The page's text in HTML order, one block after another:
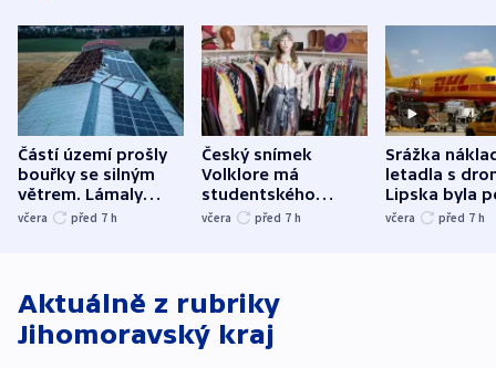
Částí území prošly
bouřky se silným
větrem. Lámaly
stromy a poničily
včera před 7 h
Český snímek
Volklore má
studentského
Oscara, zabojuje o
včera před 7 h
Srážka
letadla s
Lipska byla
německého
včera před 7 h
Aktuálně z rubriky
Jihomoravský kraj